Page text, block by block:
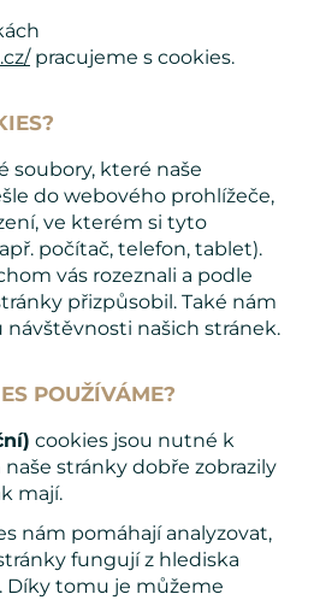
pracujeme s cookies.
soubory, které naše
do webového prohlížeče,
ve kterém si tyto
počítač, telefon, tablet).
vás rozeznali a podle
přizpůsobil. Také nám
návštěvnosti našich stránek.
POUŽÍVÁME?
cookies jsou nutné k
stránky dobře zobrazily
mají.
nám pomáhají analyzovat,
fungují z hlediska
Díky tomu je můžeme